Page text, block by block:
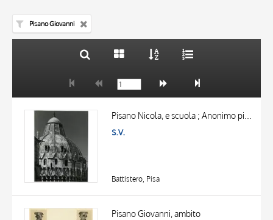
Pisano Giovanni
AUTHOR
s.v.
Battistero, Pisa
Pisano Giovanni, ambito